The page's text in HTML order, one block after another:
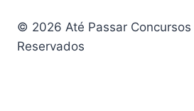
© 2026 Até Passar
Reservados